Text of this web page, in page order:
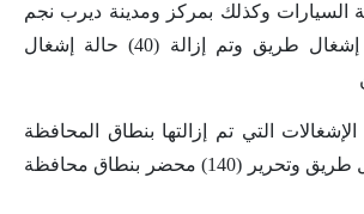
وكذلك بمركز ومدينة ديرب نجم
تم رفع (53) حالة إشغال طريق وتم إزالة (40) حالة إشغال
التي تم إزالتها بنطاق المحافظة
(13116) حالة إشغال طريق وتحرير (140) محضر بنطاق محافظة